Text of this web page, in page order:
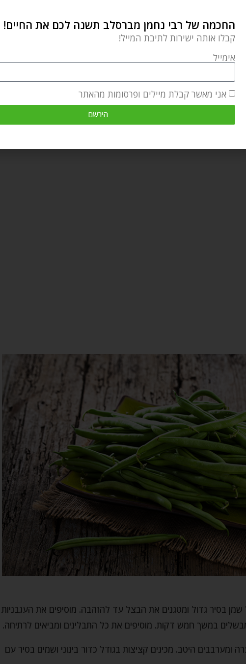
בסיר גדול ומטגנים את הבצל עד להזהבה. מוסיפים את העגבניות
במשך חמש דקות. מוסיפים את כל התבלינים ומביאים לרתיחה.
היטב. מכינים קציצות בגודל כדור בינוני ושמים בסיר עם
החכמה של רבי נחמן מברסלב תשנה לכם את החיים!
קבלו אותה ישירות לתיבת המייל!
אימייל
אני מאשר קבלת מיילים ופרסומות מהאתר
הירשם